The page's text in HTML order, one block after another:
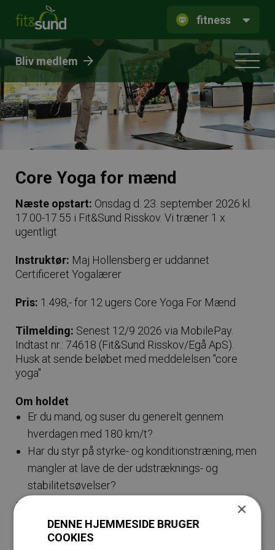
fitness
Bliv medlem
Core Yoga for mænd
Næste opstart: Onsdag d. 23. september 2026 kl.
17.00-17.55 i Fit&Sund Risskov. Vi træner 1 x
ugentligt
Instruktør: Maj Hollensberg er uddannet
Certificeret Yogalærer
Pris: 1.498,- for 12 ugers Core Yoga For Mænd
Tilmelding: Senest 12/9 2026 via MobilePay.
Indtast nr.: 74618 (Fit&Sund Risskov/Egå ApS).
Husk at sende beløbet med meddelelsen "core
yoga"
Om holdet
Er du mand, og suser du generelt gennem
hverdagen med 180 km/t?
Har du styr på styrke- og konditionstræning, men
mangler at lave de der udstræknings- og
stabilitetsøvelser?
Får du egentlig restitueret fra din stressende
hverdag?
Core Yoga For Mænd er et 12-ugers forløb, hvor du
×
DENNE HJEMMESIDE BRUGER
COOKIES